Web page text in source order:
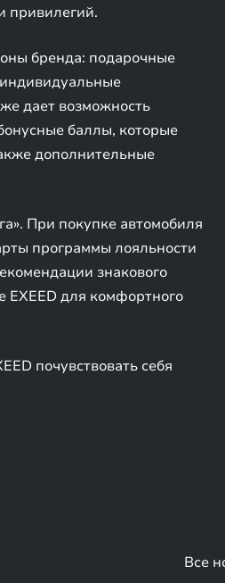
привилегий.
бренда: подарочные
дает возможность
баллы, которые
дополнительные
При покупке автомобиля
программы лояльности
знакового
для комфортного
почувствовать себя
Все